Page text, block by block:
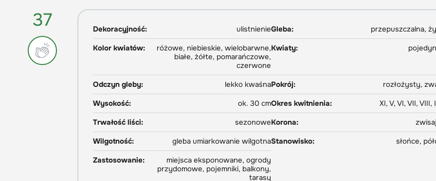
37 Dekoracyjność: ulistnienieGleba:
przepuszczalna,
Kolor kwiatów:
różowe, niebieskie, wielobarwne,
białe, żółte, pomarańczowe,
czerwone
Kwiaty:
Odczyn gleby: lekko kwaśnaPokrój:
rozłożysty,
Wysokość:
ok. 30 cmOkres kwitnienia:
XI, V, VI, VII, VIII,
Trwałość liści:
sezonoweKorona:
Wilgotność:
gleba umiarkowanie wilgotnaStanowisko:
słońce,
Zastosowanie:
miejsca eksponowane, ogrody
przydomowe, pojemniki, balkony,
tarasy